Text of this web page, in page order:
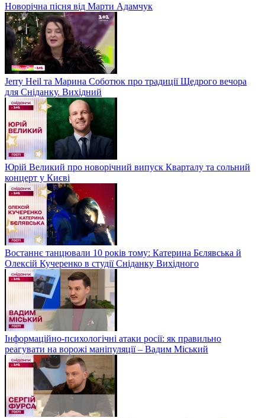
Новорічна пісня від Марти Адамчук
Jerry Heil та Марина Соботюк про традиції Щедрого вечора
для Сніданку. Вихідний
Юрій Великий про новорічний випуск Кварталу та сольний
концерт у Києві
Востаннє танцювали 10 років тому: Катерина Бєлявська й
Олексій Кучеренко в студії Сніданку Вихідного
Інформаційно-психологічні атаки росії: як правильно
реагувати на ворожі маніпуляції – Вадим Міський